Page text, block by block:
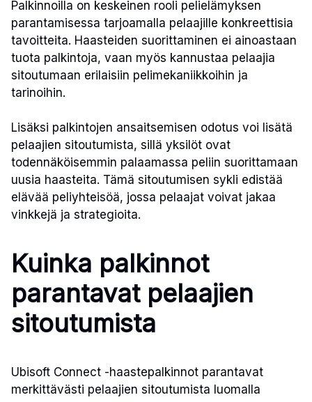
Palkinnoilla on keskeinen rooli pelielämyksen
parantamisessa tarjoamalla pelaajille konkreettisia
tavoitteita. Haasteiden suorittaminen ei ainoastaan
tuota palkintoja, vaan myös kannustaa pelaajia
sitoutumaan erilaisiin pelimekaniikkoihin ja
tarinoihin.
Lisäksi palkintojen ansaitsemisen odotus voi lisätä
pelaajien sitoutumista, sillä yksilöt ovat
todennäköisemmin palaamassa peliin suorittamaan
uusia haasteita. Tämä sitoutumisen sykli edistää
elävää peliyhteisöä, jossa pelaajat voivat jakaa
vinkkejä ja strategioita.
Kuinka palkinnot
parantavat pelaajien
sitoutumista
Ubisoft Connect -haastepalkinnot parantavat
merkittävästi pelaajien sitoutumista luomalla